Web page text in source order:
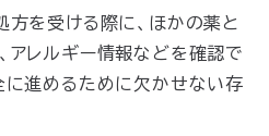
方を受ける際に、ほかの薬と
アレルギー情報などを確認で
に進めるために欠かせない存